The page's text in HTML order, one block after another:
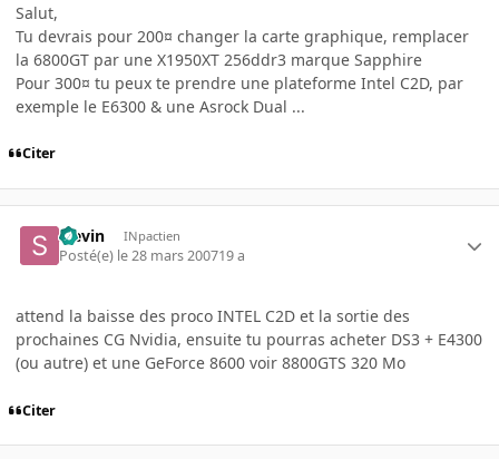
Salut,
Tu devrais pour 200¤ changer la carte graphique, remplacer
la 6800GT par une X1950XT 256ddr3 marque Sapphire
Pour 300¤ tu peux te prendre une plateforme Intel C2D, par
exemple le E6300 & une Asrock Dual ...
Citer
Slevin INpactien
Posté(e) le 28 mars 200719 a
attend la baisse des proco INTEL C2D et la sortie des
prochaines CG Nvidia, ensuite tu pourras acheter DS3 + E4300
(ou autre) et une GeForce 8600 voir 8800GTS 320 Mo
Citer